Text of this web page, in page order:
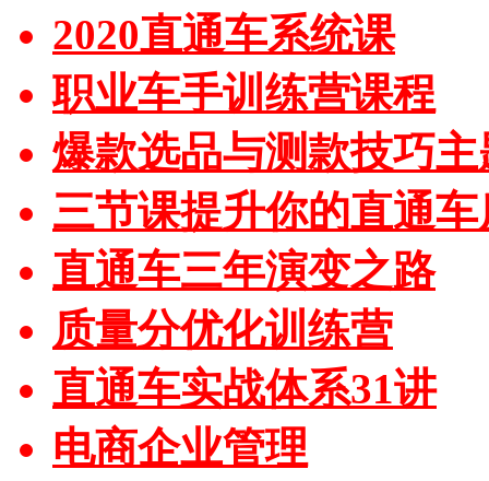
2020直通车系统课
职业车手训练营课程
爆款选品与测款技巧主
三节课提升你的直通
直通车三年演变之路
质量分优化训练营
直通车实战体系31讲
电商企业管理